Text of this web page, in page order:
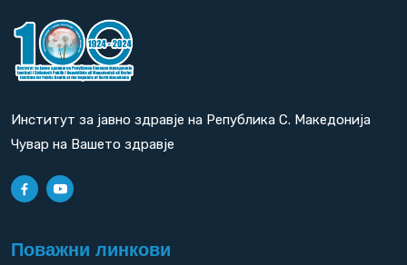
Институт за јавно здравје на Република С. Македонија
Чувар на Вашето здравје
Поважни линкови